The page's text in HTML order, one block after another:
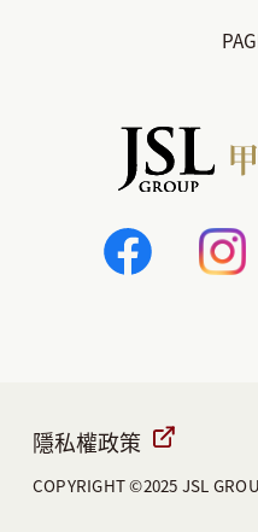
隱私權政策
COPYRIGHT ©2025 JSL